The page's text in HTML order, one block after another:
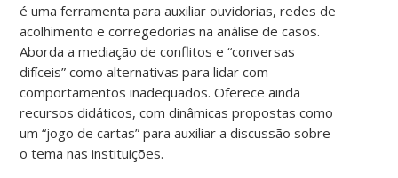
é uma ferramenta para auxiliar ouvidorias, redes de
acolhimento e corregedorias na análise de casos.
Aborda a mediação de conflitos e “conversas
difíceis” como alternativas para lidar com
comportamentos inadequados. Oferece ainda
recursos didáticos, com dinâmicas propostas como
um “jogo de cartas” para auxiliar a discussão sobre
o tema nas instituições.